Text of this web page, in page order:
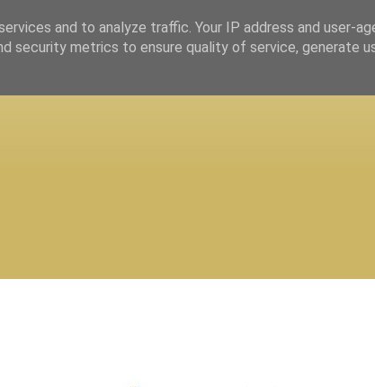
and to analyze traffic. Your IP address and user-
security metrics to ensure quality of service, generate